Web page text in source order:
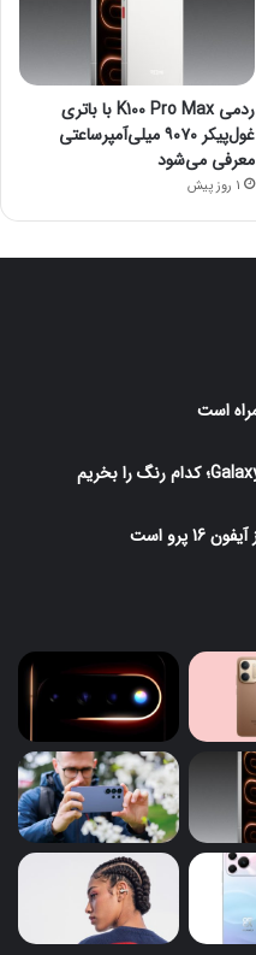
ردمی K100 Pro Max با باتری
غول‌پیکر ۹۰۷۰ میلی‌آمپرساعتی
معرفی می‌شود
1 روز پیش